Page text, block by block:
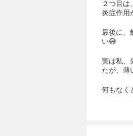
２つ目
炎症作用
最後に、
い😅
実は私、
たが、薄
何もなく